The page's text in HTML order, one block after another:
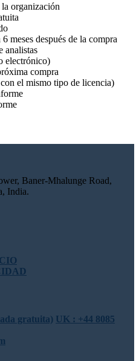
organización
meses después de la compra
analistas
electrónico)
compra
el mismo tipo de licencia)
Baner-Mhalunge Road,
India.
gratuita) UK : +44 8085